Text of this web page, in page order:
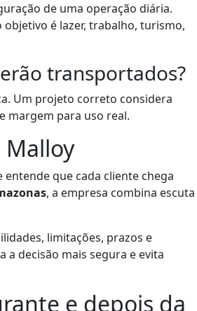
de uma operação diária.
objetivo é lazer, trabalho, turismo,
transportados?
Um projeto correto considera
margem para uso real.
Malloy
que cada cliente chega
, a empresa combina escuta
limitações, prazos e
a decisão mais segura e evita
e depois da